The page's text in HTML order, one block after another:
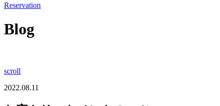
Reservation
Blog
scroll
2022.08.11